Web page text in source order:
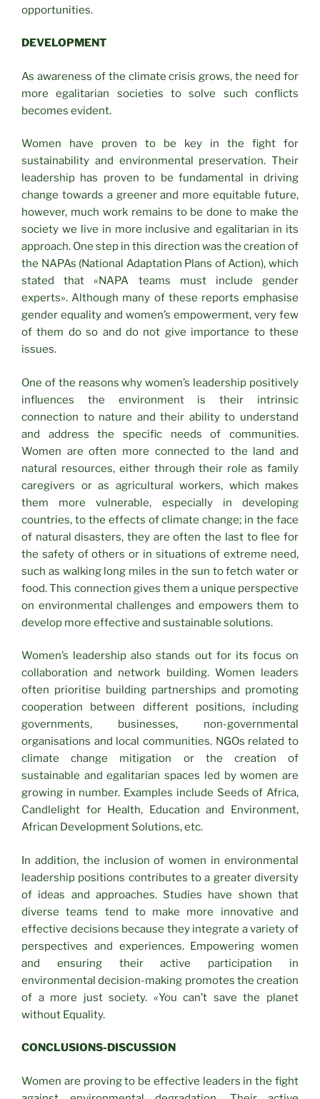
opportunities.
DEVELOPMENT
As awareness of the climate crisis grows, the need for
more egalitarian societies to solve such conflicts
becomes evident.
Women have proven to be key in the fight for
sustainability and environmental preservation. Their
leadership has proven to be fundamental in driving
change towards a greener and more equitable future,
however, much work remains to be done to make the
society we live in more inclusive and egalitarian in its
approach. One step in this direction was the creation of
the NAPAs (National Adaptation Plans of Action), which
stated that «NAPA teams must include gender
experts». Although many of these reports emphasise
gender equality and women’s empowerment, very few
of them do so and do not give importance to these
issues.
One of the reasons why women’s leadership positively
influences the environment is their intrinsic
connection to nature and their ability to understand
and address the specific needs of communities.
Women are often more connected to the land and
natural resources, either through their role as family
caregivers or as agricultural workers, which makes
them more vulnerable, especially in developing
countries, to the effects of climate change; in the face
of natural disasters, they are often the last to flee for
the safety of others or in situations of extreme need,
such as walking long miles in the sun to fetch water or
food. This connection gives them a unique perspective
on environmental challenges and empowers them to
develop more effective and sustainable solutions.
Women’s leadership also stands out for its focus on
collaboration and network building. Women leaders
often prioritise building partnerships and promoting
cooperation between different positions, including
governments, businesses, non-governmental
organisations and local communities. NGOs related to
climate change mitigation or the creation of
sustainable and egalitarian spaces led by women are
growing in number. Examples include Seeds of Africa,
Candlelight for Health, Education and Environment,
African Development Solutions, etc.
In addition, the inclusion of women in environmental
leadership positions contributes to a greater diversity
of ideas and approaches. Studies have shown that
diverse teams tend to make more innovative and
effective decisions because they integrate a variety of
perspectives and experiences. Empowering women
and ensuring their active participation in
environmental decision-making promotes the creation
of a more just society. «You can’t save the planet
without Equality.
CONCLUSIONS-DISCUSSION
Women are proving to be effective leaders in the fight